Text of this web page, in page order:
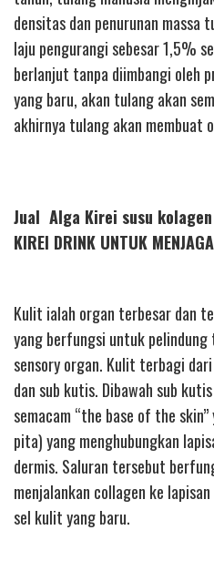
densitas dan penurunan massa
laju pengurangi sebesar 1,5%
berlanjut tanpa diimbangi oleh
yang baru, akan tulang akan
akhirnya tulang akan membuat
Jual Alga Kirei susu kolagen
KIREI DRINK UNTUK
Kulit ialah organ terbesar dan
yang berfungsi untuk
sensory organ. Kulit terbagi
dan sub kutis. Dibawah sub
semacam “the base of the
pita) yang menghubungkan
dermis. Saluran tersebut
menjalankan collagen ke
sel kulit yang baru.